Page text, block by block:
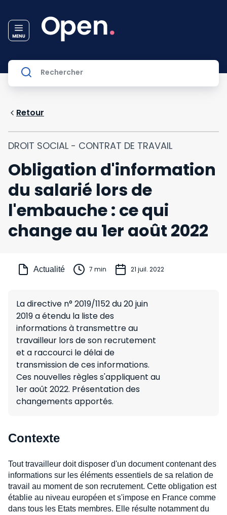
Retour
DROIT SOCIAL - CONTRAT DE TRAVAIL
Obligation d'information
du salarié lors de
l'embauche : ce qui
change au 1er août 2022
Actualité 7 min 21 juil. 2022
La directive n° 2019/1152 du 20 juin
2019 a étendu la liste des
informations à transmettre au
travailleur lors de son recrutement
et a raccourci le délai de
transmission de ces informations.
Ces nouvelles règles s'appliquent au
1er août 2022. Présentation des
changements apportés.
Contexte
Tout travailleur doit disposer d'un document contenant des
informations sur les éléments essentiels de sa relation de
travail au moment de son recrutement. Cette obligation est
établie au niveau européen et s'impose en France comme
dans tous les Etats membres. Elle résulte notamment du